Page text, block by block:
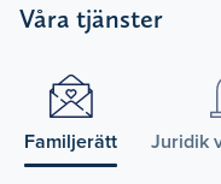
Våra tjänster
Familjerätt Juridik